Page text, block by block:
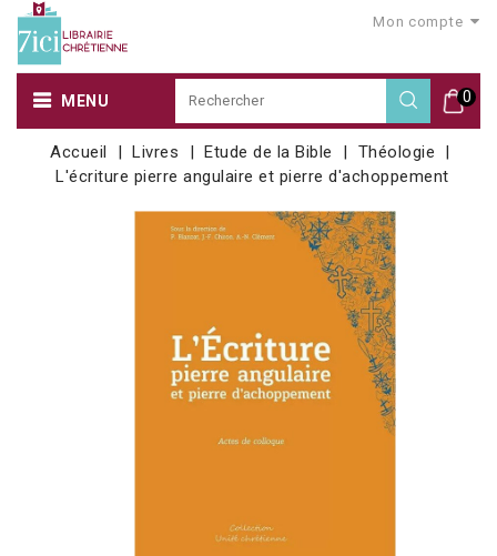
Mon compte
0
MENU
Accueil Livres Etude de la Bible
Théologie
L'écriture pierre angulaire et pierre d'achoppement